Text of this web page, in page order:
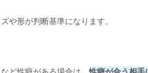
や形が判断基準になります。